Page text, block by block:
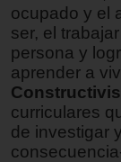
ocupado y el
ser, el
persona y
aprender a
curriculares
de investigar